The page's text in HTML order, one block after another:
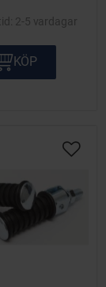
2-5 vardagar
KÖP
Lägg